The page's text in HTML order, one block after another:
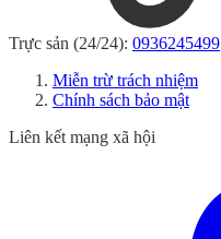
Trực sản (24/24): 0936245499
Miễn trừ trách nhiệm
Chính sách bảo mật
Liên kết mạng xã hội